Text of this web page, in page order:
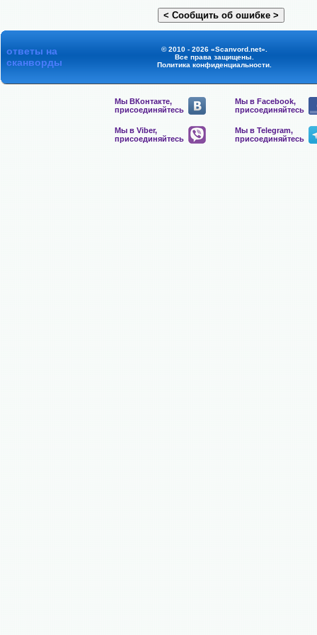
ответы на
сканворды
© 2010 - 2026 «Scanvord.net».
Все права защищены.
Политика конфиденциальности.
Мы ВКонтакте,
присоединяйтесь
Мы в Facebook,
присоединяйтесь
Мы в Viber,
присоединяйтесь
Мы в Telegram,
присоединяйтесь